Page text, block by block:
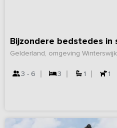
Bijzondere bedstedes
Gelderland, omgeving Winterswijk
3 - 6 3 1 1